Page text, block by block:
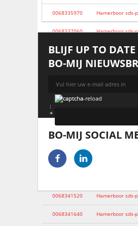
0068335970 Hamerboor sds-
0068337060 Hamerboor sds-
0068338090 Hamerboor sds-
0068338100 Hamerboor sds-
0068338220 Hamerboor sds-
0068338830
0068339010 Hamerboor sds-
0068340610
0068341520 Hamerboor sds-
0068341640 Hamerboor sds-
BLIJF UP TO
BO-MIJ
:
*
BO-MIJ SOCIAL